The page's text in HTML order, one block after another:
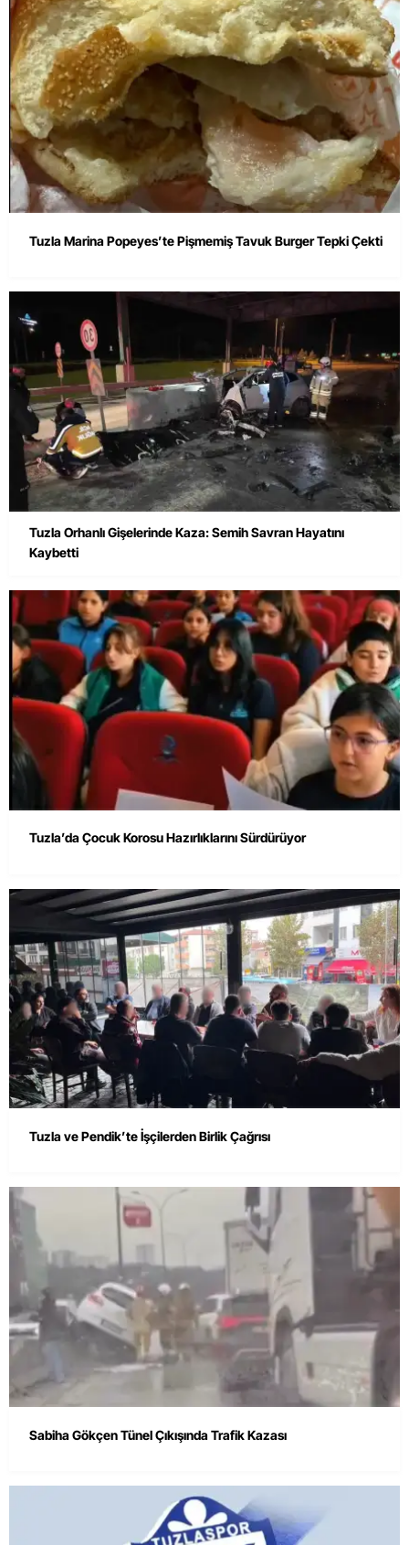
Tuzla Marina Popeyes’te Pişmemiş Tavuk Burger Tepki Çekti
Tuzla Orhanlı Gişelerinde Kaza: Semih Savran Hayatını
Kaybetti
Tuzla’da Çocuk Korosu Hazırlıklarını Sürdürüyor
Tuzla ve Pendik’te İşçilerden Birlik Çağrısı
Sabiha Gökçen Tünel Çıkışında Trafik Kazası